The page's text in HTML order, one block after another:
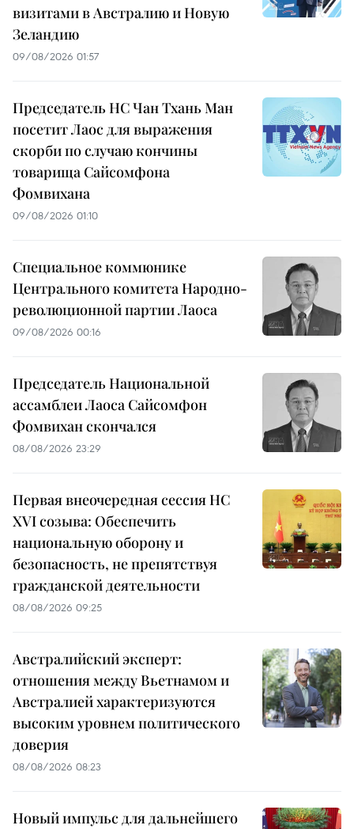
визитами в Австралию и Новую
Зеландию
09/08/2026 01:57
Председатель НС Чан Тхань Ман
посетит Лаос для выражения
скорби по случаю кончины
товарища Сайсомфона
Фомвихана
09/08/2026 01:10
Специальное коммюнике
Центрального комитета Народно-
революционной партии Лаоса
09/08/2026 00:16
Председатель Национальной
ассамблеи Лаоса Сайсомфон
Фомвихан скончался
08/08/2026 23:29
Первая внеочередная сессия НС
XVI созыва: Обеспечить
национальную оборону и
безопасность, не препятствуя
гражданской деятельности
08/08/2026 09:25
Австралийский эксперт:
отношения между Вьетнамом и
Австралией характеризуются
высоким уровнем политического
доверия
08/08/2026 08:23
Новый импульс для дальнейшего